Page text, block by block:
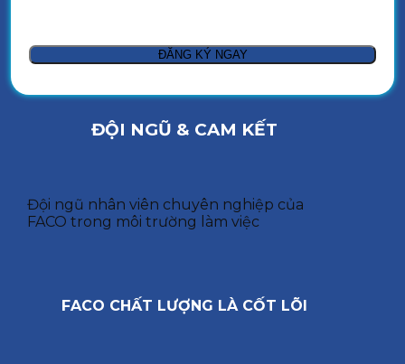
ĐỘI NGŨ & CAM KẾT
Đội ngũ nhân viên chuyên nghiệp của
FACO trong môi trường làm việc
FACO CHẤT LƯỢNG LÀ CỐT LÕI